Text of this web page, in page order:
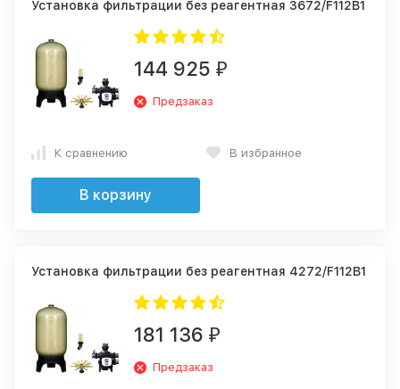
Установка фильтрации без реагентная 3672/F112B1
144 925 ₽
Предзаказ
К сравнению В избранное
В корзину
Установка фильтрации без реагентная 4272/F112В1
181 136 ₽
Предзаказ